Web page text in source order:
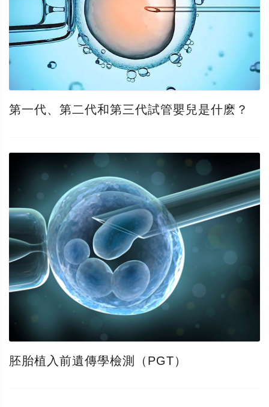
第一代、第二代和第三代試管嬰兒是什麽？
胚胎植入前遺傳學檢測（PGT）